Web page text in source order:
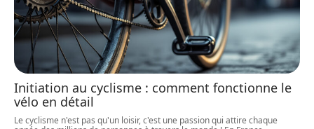
Initiation au cyclisme : comment fonctionne le
vélo en détail
Le cyclisme n'est pas qu'un loisir, c'est une passion qui attire chaque